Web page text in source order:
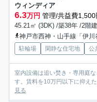
ウィンディア
6.3万円 管理/共益費1,500
45.21㎡ (3DK) /築38年 /2階建
神戸市西神・山手線「伊川谷」駅
駐輪場 閑静な住宅地 公
室内設備は追い焚き・専用庭
す。賃料を10万円以下に抑え
見る